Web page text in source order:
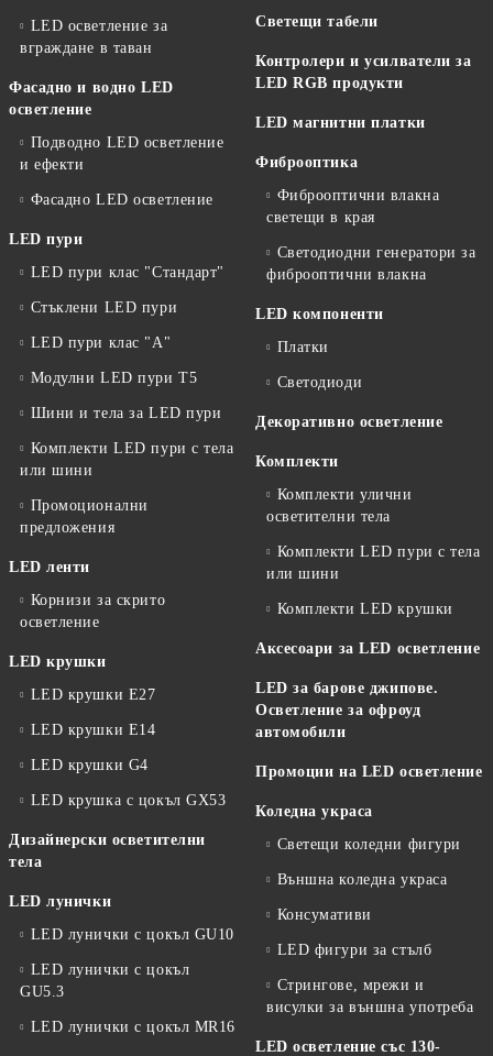
LED осветление за
вграждане в таван
Фасадно и водно LED
осветление
Подводно LED осветление
и ефекти
Фасадно LED осветление
LED пури
LED пури клас "Стандарт"
Стъклени LED пури
LED пури клас "А"
Модулни LED пури T5
Шини и тела за LED пури
Комплекти LED пури с тела
или шини
Промоционални
предложения
LED ленти
Корнизи за скрито
осветление
LED крушки
LED крушки E27
LED крушки E14
LED крушки G4
LED крушка с цокъл GX53
Дизайнерски осветителни
тела
LED лунички
LED лунички с цокъл GU10
LED лунички с цокъл
GU5.3
LED лунички с цокъл MR16
Светещи табели
Контролери и усилватели за
LED RGB продукти
LED магнитни платки
Фиброоптика
Фиброоптични влакна
светещи в края
Светодиодни генератори за
фиброоптични влакна
LED компоненти
Платки
Светодиоди
Декоративно осветление
Комплекти
Комплекти улични
осветителни тела
Комплекти LED пури с тела
или шини
Комплекти LED крушки
Аксесоари за LED осветление
LED за барове джипове.
Осветление за офроуд
автомобили
Промоции на LED осветление
Коледна украса
Светещи коледни фигури
Външна коледна украса
Консумативи
LED фигури за стълб
Стрингове, мрежи и
висулки за външна употреба
LED осветление със 130-